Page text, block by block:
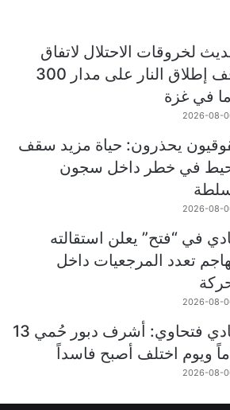
لخروقات الاحتلال لاتفاق
وقف إطلاق النار على مدار 300
في غزة
2026-08-
يحذرون: حياة مزيد سقف
في خطر داخل سجون
2026-08-
في “فتح” يعلن استقالته
تعدد المرجعيات داخل
2026-08-
قيادي فتحاوي: أشرف دبور حُمي 13
ويوم اختلف أصبح فاسداً
2026-08-